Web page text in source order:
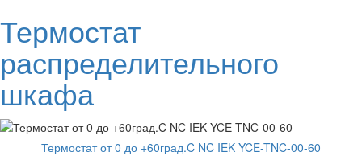
Термостат
распределительного
шкафа
Термостат от 0 до +60град.C NC IEK YCE-TNC-00-60